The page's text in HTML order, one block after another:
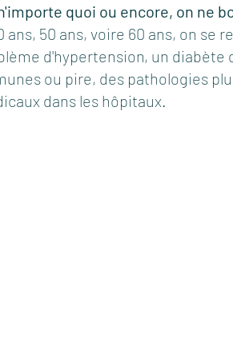
quoi ou encore, on ne
ans, 50 ans, voire 60 ans, on se
d'hypertension, un diabète
ou pire, des pathologies
dans les hôpitaux.